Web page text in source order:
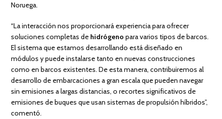
Noruega.
“La interacción nos proporcionará experiencia para ofrecer
soluciones completas de hidrógeno para varios tipos de barcos.
El sistema que estamos desarrollando está diseñado en
módulos y puede instalarse tanto en nuevas construcciones
como en barcos existentes. De esta manera, contribuiremos al
desarrollo de embarcaciones a gran escala que pueden navegar
sin emisiones a largas distancias, o recortes significativos de
emisiones de buques que usan sistemas de propulsión híbridos”,
comentó.